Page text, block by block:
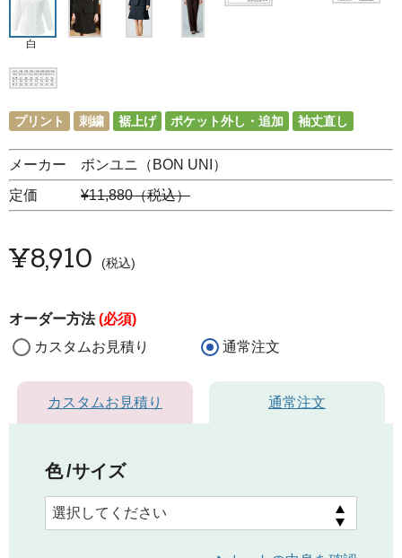
白
プリント 刺繍 裾上げ ポケット外し・追加 袖丈直し
メーカー ボンユニ（BON UNI）
定価 ¥11,880（税込）
¥8,910 税込
オーダー方法(必須)
カスタムお見積り
通常注文
カスタムお見積り 通常注文
色 サイズ